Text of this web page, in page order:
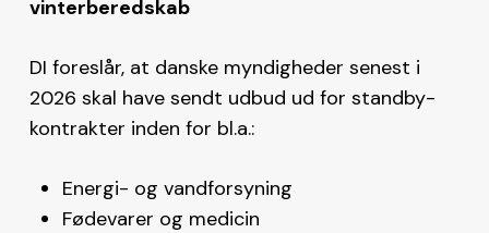
vinterberedskab
DI foreslår, at danske myndigheder senest i
2026 skal have sendt udbud ud for standby-
kontrakter inden for bl.a.:
Energi- og vandforsyning
Fødevarer og medicin